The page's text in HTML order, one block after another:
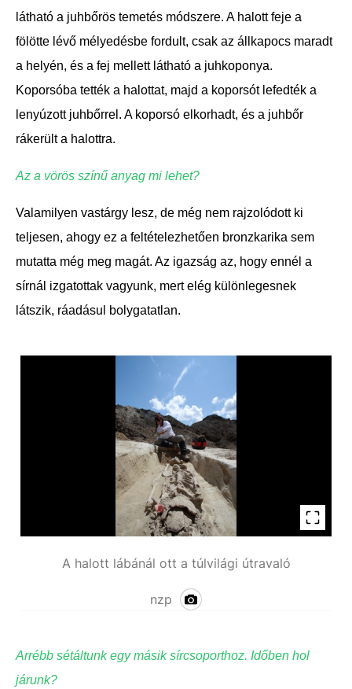
látható a juhbőrös temetés módszere. A halott feje a
fölötte lévő mélyedésbe fordult, csak az állkapocs maradt
a helyén, és a fej mellett látható a juhkoponya.
Koporsóba tették a halottat, majd a koporsót lefedték a
lenyúzott juhbőrrel. A koporsó elkorhadt, és a juhbőr
rákerült a halottra.
Az a vörös színű anyag mi lehet?
Valamilyen vastárgy lesz, de még nem rajzolódott ki
teljesen, ahogy ez a feltételezhetően bronzkarika sem
mutatta még meg magát. Az igazság az, hogy ennél a
sírnál izgatottak vagyunk, mert elég különlegesnek
látszik, ráadásul bolygatatlan.
A halott lábánál ott a túlvilági útravaló
nzp
Arrébb sétáltunk egy másik sírcsoporthoz. Időben hol
járunk?